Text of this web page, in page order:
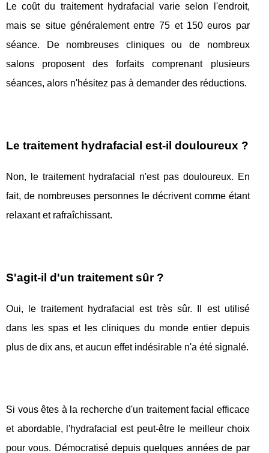
Le coût du traitement hydrafacial varie selon l'endroit,
mais se situe généralement entre 75 et 150 euros par
séance. De nombreuses cliniques ou de nombreux
salons proposent des forfaits comprenant plusieurs
séances, alors n'hésitez pas à demander des réductions.
Le traitement hydrafacial est-il douloureux ?
Non, le traitement hydrafacial n'est pas douloureux. En
fait, de nombreuses personnes le décrivent comme étant
relaxant et rafraîchissant.
S'agit-il d'un traitement sûr ?
Oui, le traitement hydrafacial est très sûr. Il est utilisé
dans les spas et les cliniques du monde entier depuis
plus de dix ans, et aucun effet indésirable n'a été signalé.
Si vous êtes à la recherche d'un traitement facial efficace
et abordable, l'hydrafacial est peut-être le meilleur choix
pour vous. Démocratisé depuis quelques années de par